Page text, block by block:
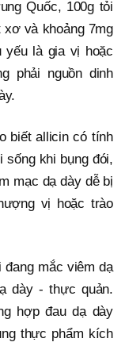
Quốc, 100g tỏi
và khoảng 7mg
yếu là gia vị hoặc
phải nguồn dinh
biết allicin có tính
khi bụng đói,
mạc dạ dày dễ bị
vị hoặc trào
mắc viêm dạ
dày - thực quản.
hợp đau dạ dày
thực phẩm kích